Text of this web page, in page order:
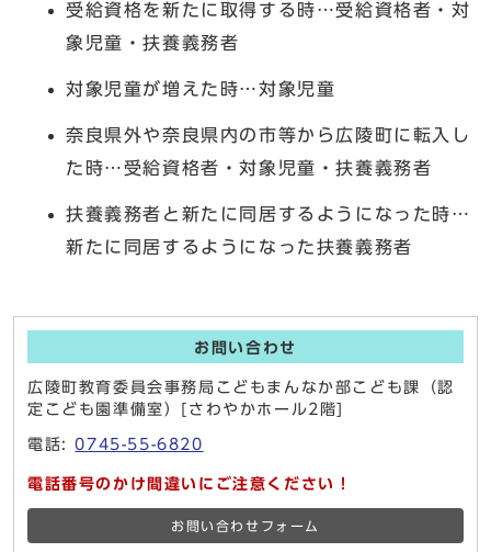
受給資格を新たに取得する時…受給資格者・対
象児童・扶養義務者
対象児童が増えた時…対象児童
奈良県外や奈良県内の市等から広陵町に転入し
た時…受給資格者・対象児童・扶養義務者
扶養義務者と新たに同居するようになった時…
新たに同居するようになった扶養義務者
お問い合わせ
広陵町教育委員会事務局こどもまんなか部こども課（認
定こども園準備室）[さわやかホール2階]
電話:0745-55-6820
電話番号のかけ間違いにご注意ください！
お問い合わせフォーム